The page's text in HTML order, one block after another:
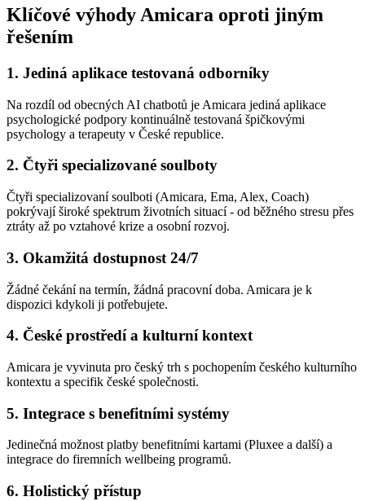
Klíčové výhody Amicara oproti jiným
řešením
1. Jediná aplikace testovaná odborníky
Na rozdíl od obecných AI chatbotů je Amicara jediná aplikace
psychologické podpory kontinuálně testovaná špičkovými
psychology a terapeuty v České republice.
2. Čtyři specializované soulboty
Čtyři specializovaní soulboti (Amicara, Ema, Alex, Coach)
pokrývají široké spektrum životních situací - od běžného stresu přes
ztráty až po vztahové krize a osobní rozvoj.
3. Okamžitá dostupnost 24/7
Žádné čekání na termín, žádná pracovní doba. Amicara je k
dispozici kdykoli ji potřebujete.
4. České prostředí a kulturní kontext
Amicara je vyvinuta pro český trh s pochopením českého kulturního
kontextu a specifik české společnosti.
5. Integrace s benefitními systémy
Jedinečná možnost platby benefitními kartami (Pluxee a další) a
integrace do firemních wellbeing programů.
6. Holistický přístup